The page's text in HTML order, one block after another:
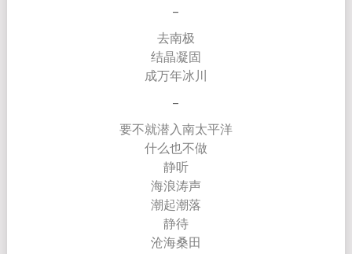
–
去南极
结晶凝固
成万年冰川
–
要不就潜入南太平洋
什么也不做
静听
海浪涛声
潮起潮落
静待
沧海桑田